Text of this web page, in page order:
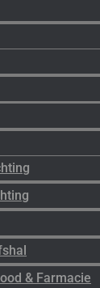
& Farmacie